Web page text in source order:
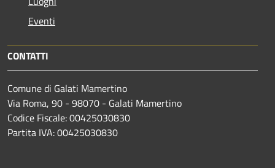
Eventi
CONTATTI
Comune di Galati Mamertino
Via Roma, 90 - 98070 - Galati Mamertino
Codice Fiscale: 00425030830
Partita IVA: 00425030830